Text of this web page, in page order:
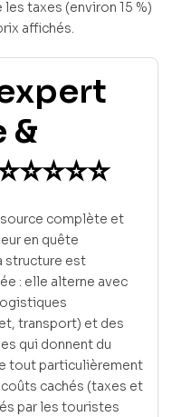
taxes (environ 15 %)
affichés.
&
complète et
en quête
structure est
: elle alterne avec
transport) et des
qui donnent du
tout particulièrement
cachés (taxes et
par les touristes